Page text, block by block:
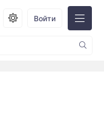
Войти